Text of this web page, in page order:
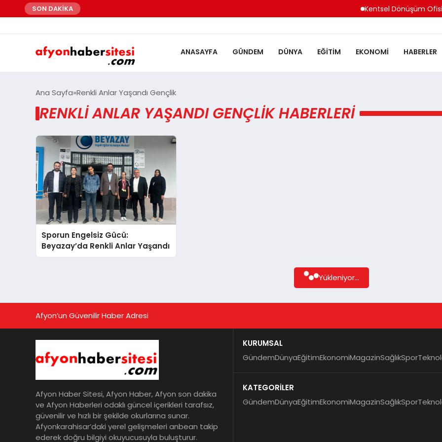
SON DAKİKA Kentsel Dönüşüm Ofisi
ANASAYFA GÜNDEM DÜNYA EĞITIM EKONOMI HABERLER
Ana Sayfa Renkli Anlar Yaşandı Gençlik
RENKLI ANLAR YAŞANDI GENÇLIK HABERLERI
Sporun Engelsiz Gücü:
Beyazay’da Renkli Anlar Yaşandı
Yükleniyor...
Afyon’un Güvenilir Haber Adresi
Afyon Haber Sitesi, Afyon Haber, Afyon son dakika
ve Afyon Haberleri odaklı güncel içerikleri tarafsız,
güvenilir ve hızlı bir şekilde okurlarına sunar.
Afyonkarahisar’daki yerel gelişmeleri anbean takip
ederek doğru bilgiyi okuyucusuyla buluşturur.
KURUMSAL
GündemDünyaEğitimEkonomiMagazinSağlıkSpor
KATEGORİLER
GündemDünyaEğitimEkonomiMagazinSağlıkSpor